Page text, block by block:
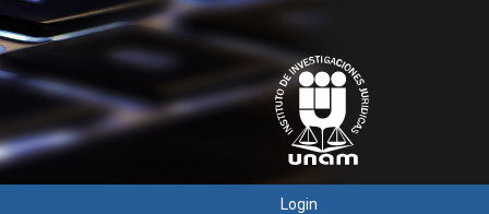
Login